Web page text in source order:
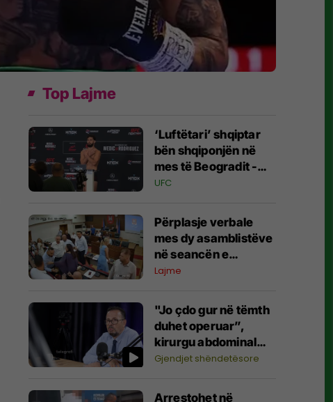
Top Lajme
‘Luftëtari’ shqiptar
bën shqiponjën në
mes të Beogradit -
serbët e cilësojnë
cilëson simbol të
identitetit
UFC
Përplasje verbale
mes dy asamblistëve
në seancën e
Kuvendit të Pejës
Lajme
"Jo çdo gur në tëmth
duhet operuar”,
kirurgu abdominal
Ymer Durmishi
ndërhyrja
Gjendjet shëndetësore
Arrestohet në